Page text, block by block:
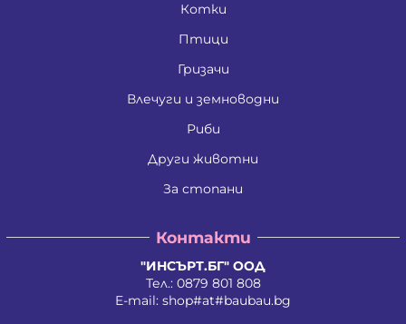
Котки
Птици
Гризачи
Влечуги и земноводни
Риби
Други животни
За стопани
Контакти
"ИНСЪРТ.БГ" ООД
Тел.: 0879 801 808
E-mail: shop#at#baubau.bg